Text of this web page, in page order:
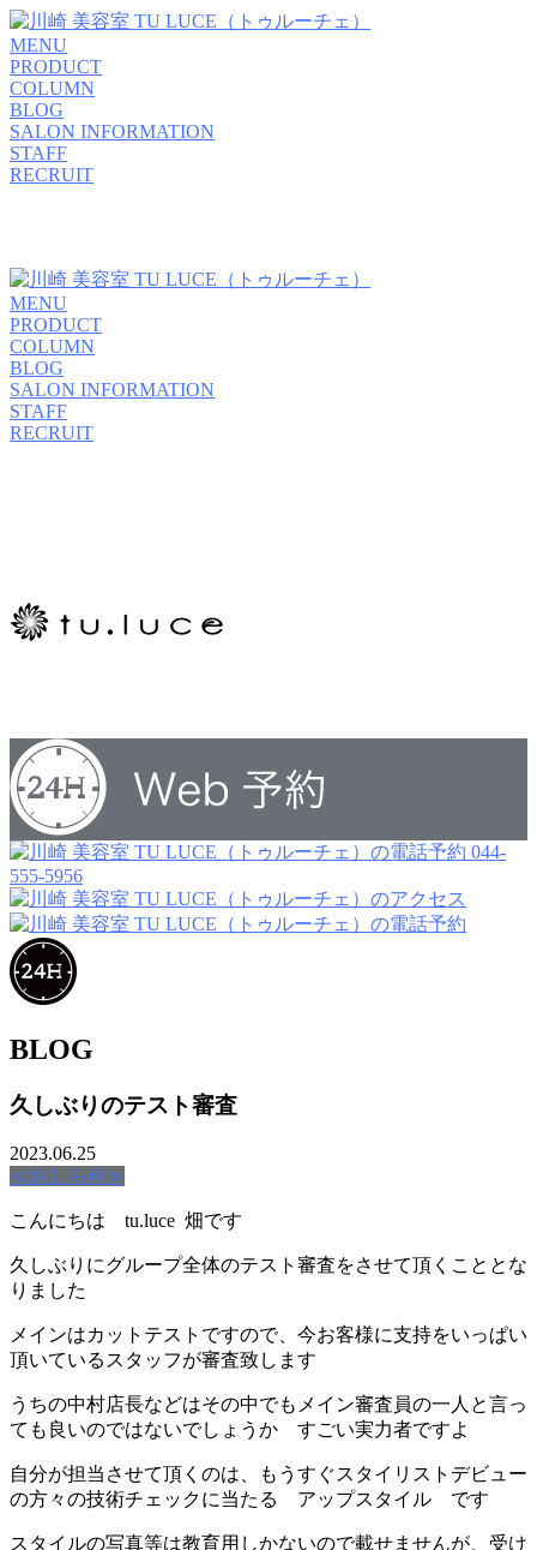
MENU
PRODUCT
COLUMN
BLOG
SALON INFORMATION
STAFF
RECRUIT
MENU
PRODUCT
COLUMN
BLOG
SALON INFORMATION
STAFF
RECRUIT
044-
555-5956
BLOG
久しぶりのテスト審査
2023.06.25
≪おしらせ≫
こんにちは tu.luce 畑です
久しぶりにグループ全体のテスト審査をさせて頂くこととな
りました
メインはカットテストですので、今お客様に支持をいっぱい
頂いているスタッフが審査致します
うちの中村店長などはその中でもメイン審査員の一人と言っ
ても良いのではないでしょうか すごい実力者ですよ
自分が担当させて頂くのは、もうすぐスタイリストデビュー
の方々の技術チェックに当たる アップスタイル です
スタイルの写真等は教育用しかないので載せませんが、受け